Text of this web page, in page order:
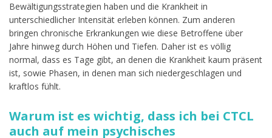
Bewältigungsstrategien haben und die Krankheit in
unterschiedlicher Intensität erleben können. Zum anderen
bringen chronische Erkrankungen wie diese Betroffene über
Jahre hinweg durch Höhen und Tiefen. Daher ist es völlig
normal, dass es Tage gibt, an denen die Krankheit kaum präsent
ist, sowie Phasen, in denen man sich niedergeschlagen und
kraftlos fühlt.
Warum ist es wichtig, dass ich bei CTCL
auch auf mein psychisches